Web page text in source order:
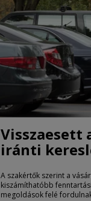
Visszaesett
iránti
A szakértők szerint a
kiszámíthatóbb
megoldások felé